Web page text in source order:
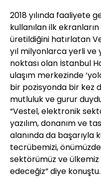
2018 yılında faaliyete
kullanılan ilk
üretildiğini hatırlatan
yıl milyonlarca yerli ve
noktası olan İstanbul
ulaşım merkezinde
bir pozisyonda bir kez
mutluluk ve gurur
“Vestel, elektronik
yazılım, donanım ve
alanında da başarıyla
tecrübemizi,
sektörümüz ve
edeceğiz” diye konuştu.